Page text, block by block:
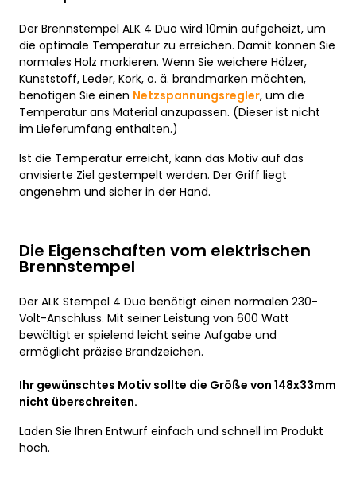
Der Brennstempel ALK 4 Duo wird 10min aufgeheizt, um
die optimale Temperatur zu erreichen. Damit können Sie
normales Holz markieren. Wenn Sie weichere Hölzer,
Kunststoff, Leder, Kork, o. ä. brandmarken möchten,
benötigen Sie einen Netzspannungsregler, um die
Temperatur ans Material anzupassen. (Dieser ist nicht
im Lieferumfang enthalten.)
Ist die Temperatur erreicht, kann das Motiv auf das
anvisierte Ziel gestempelt werden. Der Griff liegt
angenehm und sicher in der Hand.
Die Eigenschaften vom elektrischen
Brennstempel
Der ALK Stempel 4 Duo benötigt einen normalen 230-
Volt-Anschluss. Mit seiner Leistung von 600 Watt
bewältigt er spielend leicht seine Aufgabe und
ermöglicht präzise Brandzeichen.
Ihr gewünschtes Motiv sollte die Größe von 148x33mm
nicht überschreiten.
Laden Sie Ihren Entwurf einfach und schnell im Produkt
hoch.